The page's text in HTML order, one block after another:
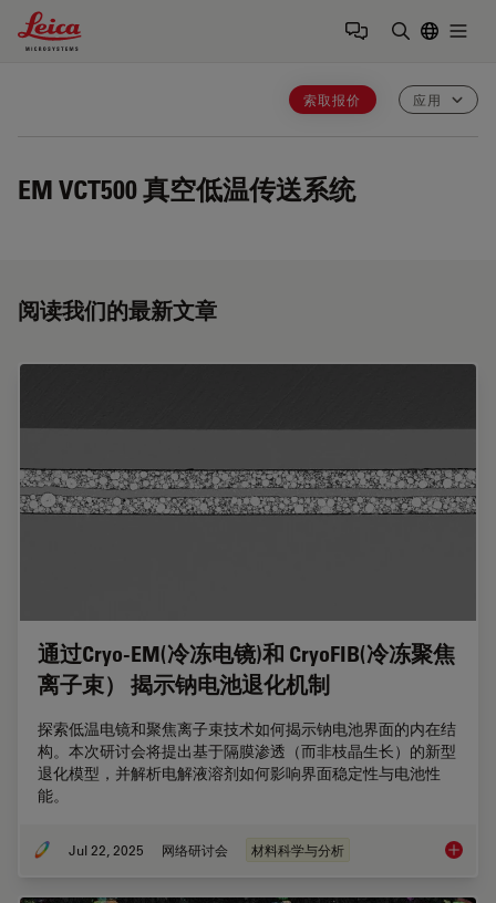
Leica Microsystems Logo
索取报价 应用
EM VCT500真空低温传送系统
阅读我们的最新文章
通过Cryo-EM(冷冻电镜)和 CryoFIB(冷冻聚焦
离子束） 揭示钠电池退化机制
探索低温电镜和聚焦离子束技术如何揭示钠电池界面的内在结
构。本次研讨会将提出基于隔膜渗透（而非枝晶生长）的新型
退化模型，并解析电解液溶剂如何影响界面稳定性与电池性
能。
Jul 22, 2025 网络研讨会 材料科学与分析 通过